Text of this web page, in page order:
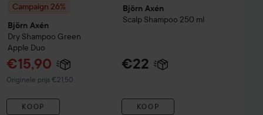
Campaign 26%
Björn Axén
Dry Shampoo Green
Apple Duo
Aanbiedingsprijs
€15,90
Originele prijs €21,50
Normale prijs €21,50
KOOP
Björn Axén
Scalp Shampoo 250 ml
€22
KOOP